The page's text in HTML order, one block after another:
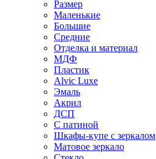
Размер
Маленькие
Большие
Средние
Отделка и материал
МДФ
Пластик
Alvic Luxe
Эмаль
Акрил
ДСП
С патиной
Шкафы-купе с зеркалом
Матовое зеркало